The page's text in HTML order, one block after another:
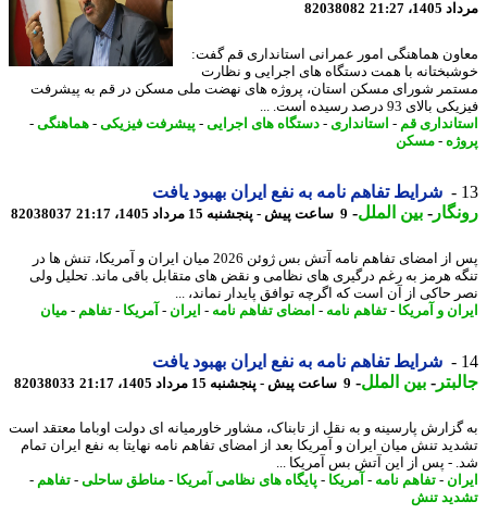
21:27
82038082
هماهنگی امور عمرانی استانداری قم گفت:
با همت دستگاه های اجرایی و نظارت
شورای مسکن استان، پروژه های نهضت ملی مسکن در قم به پیشرفت
93 درصد رسیده است. ...
قم-استانداری- دستگاه های اجرایی- پیشرفت فیزیکی -هماهنگی-
-مسکن
شرایط تفاهم نامه به نفع ایران بهبود یافت
-بین الملل-9 ساعت پیش - پنجشنبه 15 مرداد 1405، 21:17 82038037
پس از امضای تفاهم نامه آتش بس ژوئن 2026 میان ایران و آمریکا، تنش ها در
هرمز به رغم درگیری های نظامی و نقض های متقابل باقی ماند. تحلیل ولی
حاکی از آن است که اگرچه توافق پایدار نماند، ...
و آمریکا- تفاهم نامه -امضای تفاهم نامه -ایران - آمریکا- تفاهم-میان
شرایط تفاهم نامه به نفع ایران بهبود یافت
-بین الملل-9 ساعت پیش - پنجشنبه 15 مرداد 1405، 21:17 82038033
پارسینه و به نقل از تابناک، مشاور خاورمیانه ای دولت اوباما معتقد است
تنش میان ایران و آمریکا بعد از امضای تفاهم نامه نهایتا به نفع ایران تمام
- پس از این آتش بس آمریکا ...
- تفاهم نامه -آمریکا- پایگاه های نظامی آمریکا- مناطق ساحلی-تفاهم-
تنش